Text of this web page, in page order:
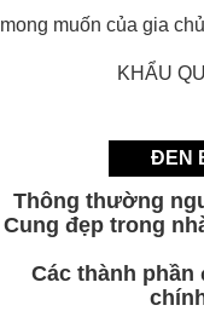
mong muốn của gia
KHẨU
ĐEN
Thông thường
Cung đẹp trong
Các thành